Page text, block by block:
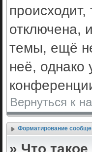
отключена,
темы, ещё
неё, однако
Вернуться к
Форматирование
» Что